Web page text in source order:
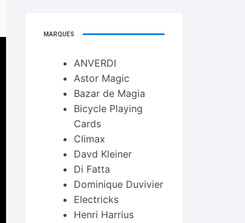
MARQUES
ANVERDI
Astor Magic
Bazar de Magia
Bicycle Playing
Cards
Climax
Davd Kleiner
Di Fatta
Dominique Duvivier
Electricks
Henri Harrius